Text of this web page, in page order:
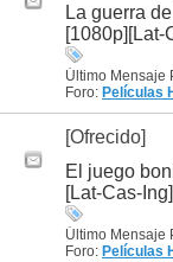
La guerra
[1080p][Lat-
Último Mensaje
Foro: Películas
[Ofrecido]
El juego
[Lat-Cas-
Último Mensaje
Foro: Películas